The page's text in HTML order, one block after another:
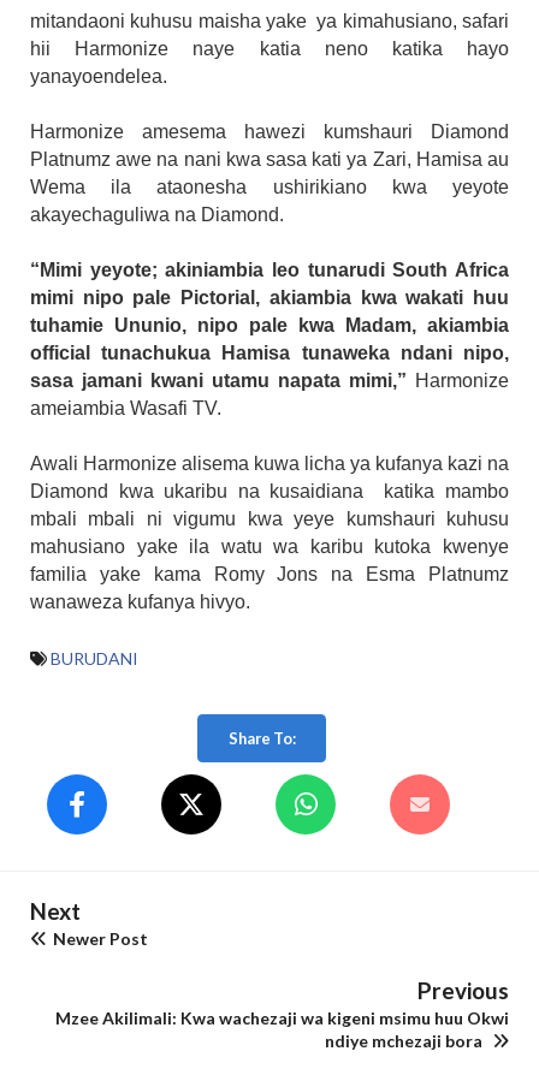
mitandaoni kuhusu maisha yake ya kimahusiano, safari
hii Harmonize naye katia neno katika hayo
yanayoendelea.
Harmonize amesema hawezi kumshauri Diamond
Platnumz awe na nani kwa sasa kati ya Zari, Hamisa au
Wema ila ataonesha ushirikiano kwa yeyote
akayechaguliwa na Diamond.
“Mimi yeyote; akiniambia leo tunarudi South Africa
mimi nipo pale Pictorial, akiambia kwa wakati huu
tuhamie Ununio, nipo pale kwa Madam, akiambia
official tunachukua Hamisa tunaweka ndani nipo,
sasa jamani kwani utamu napata mimi,” Harmonize
ameiambia Wasafi TV.
Awali Harmonize alisema kuwa licha ya kufanya kazi na
Diamond kwa ukaribu na kusaidiana katika mambo
mbali mbali ni vigumu kwa yeye kumshauri kuhusu
mahusiano yake ila watu wa karibu kutoka kwenye
familia yake kama Romy Jons na Esma Platnumz
wanaweza kufanya hivyo.
BURUDANI
Share To:
Next
Newer Post
Previous
Mzee Akilimali: Kwa wachezaji wa kigeni msimu huu Okwi
ndiye mchezaji bora